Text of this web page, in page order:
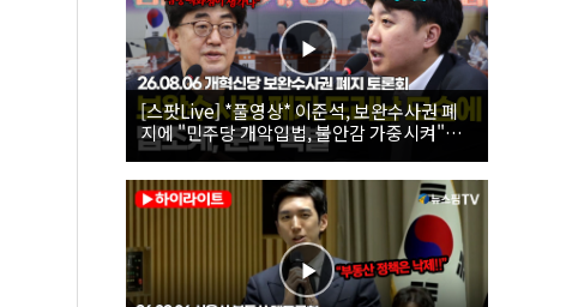
[스팟Live] *풀영상* 이준석, 보완수사권 폐
지에 "민주당 개악입법, 불안감 가중시켜"｜
26.08.06 개혁신당 보완수사권 폐지 토론회